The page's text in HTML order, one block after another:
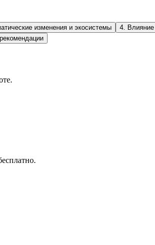
изменения и экосистемы 4.